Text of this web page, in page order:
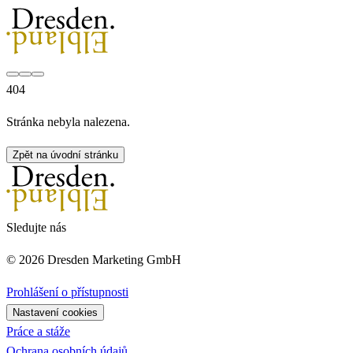
404
Stránka nebyla nalezena.
Zpět na úvodní stránku
Sledujte nás
© 2026 Dresden Marketing GmbH
Prohlášení o přístupnosti
Nastavení cookies
Práce a stáže